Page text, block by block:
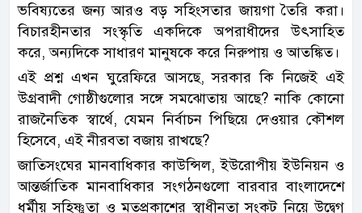
ভবিষ্যতের জন্য আরও বড় সহিংসতার জায়গা তৈরি করা।
বিচারহীনতার সংস্কৃতি একদিকে অপরাধীদের উৎসাহিত
করে, অন্যদিকে সাধারণ মানুষকে করে নিরুপায় ও আতঙ্কিত।
এই প্রশ্ন এখন ঘুরেফিরে আসছে, সরকার কি নিজেই এই
উগ্রবাদী গোষ্ঠীগুলোর সঙ্গে সমঝোতায় আছে? নাকি কোনো
রাজনৈতিক স্বার্থে, যেমন নির্বাচন পিছিয়ে দেওয়ার কৌশল
হিসেবে, এই নীরবতা বজায় রাখছে?
জাতিসংঘের মানবাধিকার কাউন্সিল, ইউরোপীয় ইউনিয়ন ও
আন্তর্জাতিক মানবাধিকার সংগঠনগুলো বারবার বাংলাদেশে
ধর্মীয় সহিষ্ণুতা ও মতপ্রকাশের স্বাধীনতা সংকট নিয়ে উদ্বেগ